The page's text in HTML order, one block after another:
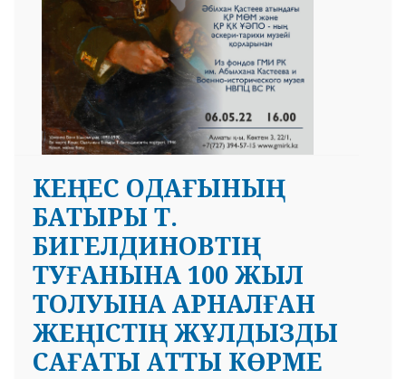
КЕҢЕС ОДАҒЫНЫҢ
БАТЫРЫ Т.
БИГЕЛДИНОВТІҢ
ТУҒАНЫНА 100 ЖЫЛ
ТОЛУЫНА АРНАЛҒАН
ЖЕҢІСТІҢ ЖҰЛДЫЗДЫ
САҒАТЫ АТТЫ КӨРМЕ